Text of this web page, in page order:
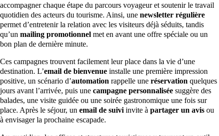
accompagner chaque étape du parcours voyageur et soutenir le travail
quotidien des acteurs du tourisme. Ainsi, une newsletter régulière
permet d’entretenir la relation avec les visiteurs déjà séduits, tandis
qu’un mailing promotionnel met en avant une offre spéciale ou un
bon plan de dernière minute.
Ces campagnes trouvent facilement leur place dans la vie d’une
destination. L’email de bienvenue installe une première impression
positive, un scénario d’automation rappelle une réservation quelques
jours avant l’arrivée, puis une campagne personnalisée suggère des
balades, une visite guidée ou une soirée gastronomique une fois sur
place. Après le séjour, un email de suivi invite à partager un avis ou
à envisager la prochaine escapade.